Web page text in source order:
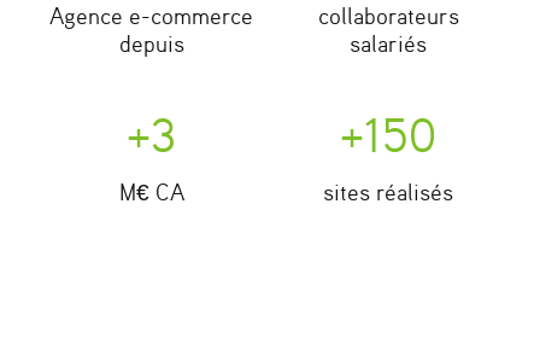
Agence e-commerce
depuis
collaborateurs
salariés
+3
M€ CA
+150
sites réalisés